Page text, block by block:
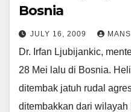
Bosnia
JULY 16, 2009
Dr. Irfan Ljubijankic,
28 Mei lalu di Bosnia.
ditembak jatuh rudal
ditembakkan dari wilayah